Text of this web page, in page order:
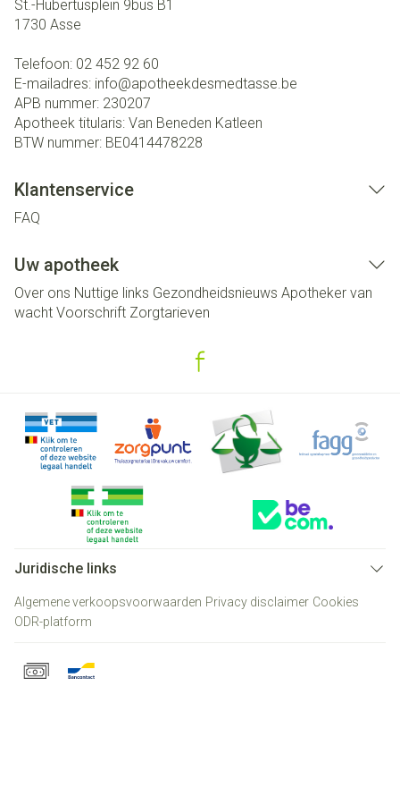
St.-Hubertusplein 9bus B1
1730 Asse
Telefoon: 02 452 92 60
E-mailadres: info@apotheekdesmedtasse.be
APB nummer: 230207
Apotheek titularis: Van Beneden Katleen
BTW nummer: BE0414478228
Klantenservice
FAQ
Uw apotheek
Over ons Nuttige links Gezondheidsnieuws Apotheker van
wacht Voorschrift Zorgtarieven
Juridische links
Algemene verkoopsvoorwaarden Privacy disclaimer Cookies
ODR-platform